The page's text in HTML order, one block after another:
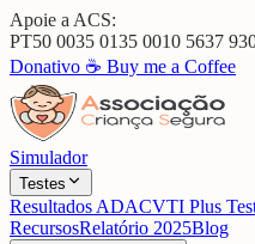
Apoie a ACS:
PT50 0035 0135 0010 5637
Donativo ☕ Buy me a Coffee
Simulador
Testes
Resultados ADACVTI Plus
RecursosRelatório 2025Blog